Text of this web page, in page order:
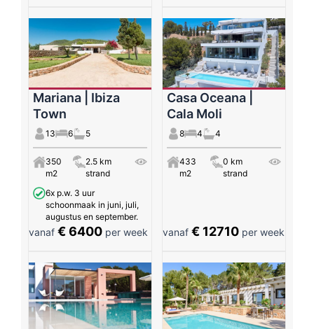
Mariana | Ibiza
Town
13 6 5
350
m2
2.5 km
strand
6x p.w. 3 uur
schoonmaak in juni, juli,
augustus en september.
vanaf € 6400 per week
Casa Oceana |
Cala Moli
8 4 4
433
m2
0 km
strand
vanaf€ 12710 per week